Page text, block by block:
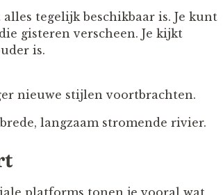
tegelijk beschikbaar is. Je kunt
gisteren verscheen. Je kijkt
is.
nieuwe stijlen voortbrachten.
langzaam stromende rivier.
platforms tonen je vooral wat